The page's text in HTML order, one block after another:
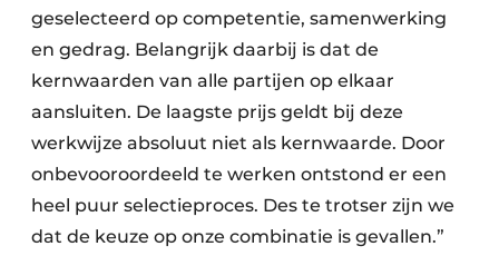
geselecteerd op competentie, samenwerking
en gedrag. Belangrijk daarbij is dat de
kernwaarden van alle partijen op elkaar
aansluiten. De laagste prijs geldt bij deze
werkwijze absoluut niet als kernwaarde. Door
onbevooroordeeld te werken ontstond er een
heel puur selectieproces. Des te trotser zijn we
dat de keuze op onze combinatie is gevallen.”